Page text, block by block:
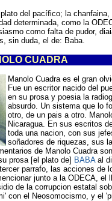
del pacífico; la
determinada, como la
como falta de pudor,
sin duda, el de: Baba.
CUADRA
Manolo Cuadra es el gran
Fue un escritor nacido del
en su prosa y poesia la
absurdo. Un sistema que lo
otro, de un pais a otro.
Nicaragua. En sus escritos
toda una nacion, con sus
soñadores de riquezas, sus
de Manolo Cuadra
prosa [el plato de] BABAal
parrafo, las acciones de
junto a la ODECA, el
de la corrupcion estatal
con el Neosomocismo, y el